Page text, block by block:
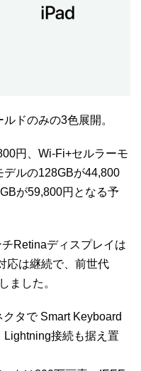
ドのみの3色展開。
円、Wi-Fi+セルラーモ
ルの128GBが44,800
が59,800円となる予
Retinaディスプレイは
応は継続で、前世代
ました。
タで Smart Keyboard
Lightning接続も据え置